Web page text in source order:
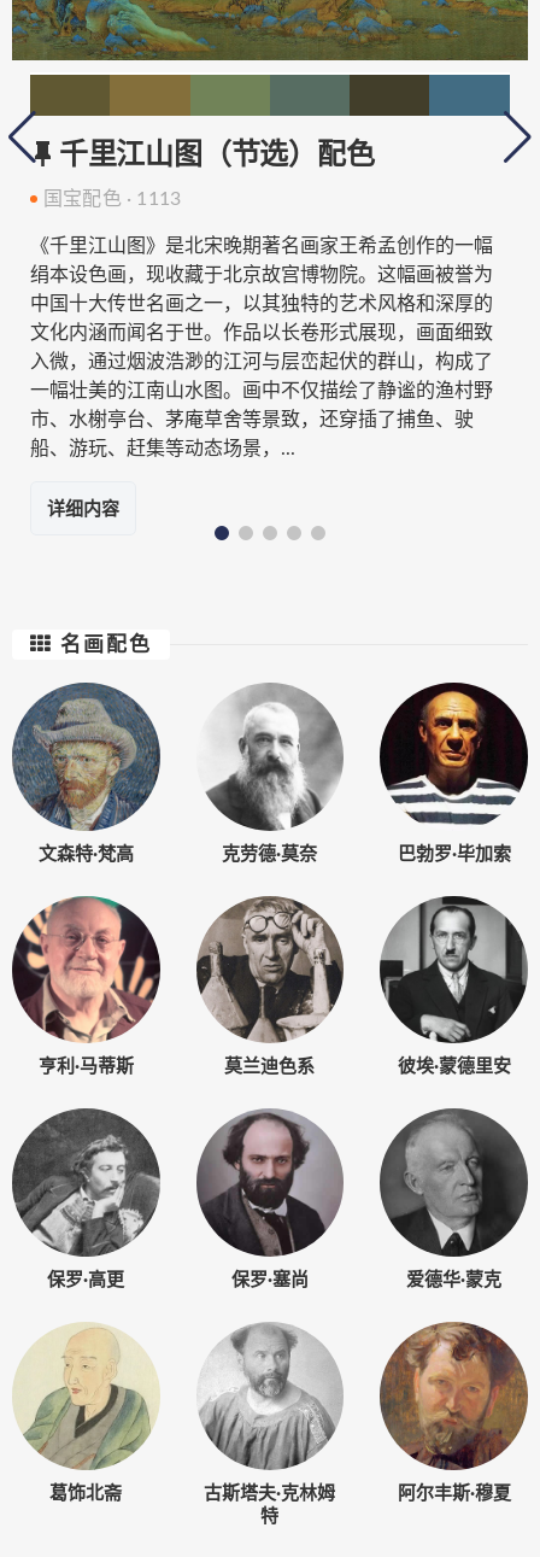
千里江山图（节选）配色
国宝配色 · 1113
《千里江山图》是北宋晚期著名画家王希孟创作的一幅
绢本设色画，现收藏于北京故宫博物院。这幅画被誉为
中国十大传世名画之一，以其独特的艺术风格和深厚的
文化内涵而闻名于世。作品以长卷形式展现，画面细致
入微，通过烟波浩渺的江河与层峦起伏的群山，构成了
一幅壮美的江南山水图。画中不仅描绘了静谧的渔村野
市、水榭亭台、茅庵草舍等景致，还穿插了捕鱼、驶
船、游玩、赶集等动态场景，...
详细内容
名画配色
文森特·梵高 克劳德·莫奈 巴勃罗·毕加索
亨利·马蒂斯 莫兰迪色系 彼埃·蒙德里安
保罗·高更 保罗·塞尚 爱德华·蒙克
葛饰北斋
古斯塔夫·克林姆
特
阿尔丰斯·穆夏